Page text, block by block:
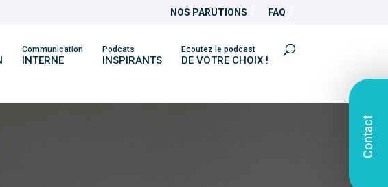
NOS PARUTIONS FAQ
Communication
INTERNE
Podcats
INSPIRANTS
Ecoutez le podcast
DE VOTRE CHOIX !
Contact